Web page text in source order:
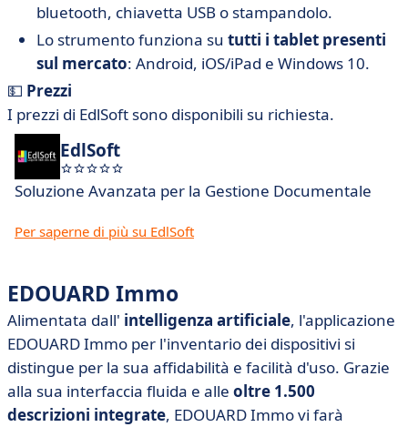
bluetooth, chiavetta USB o stampandolo.
Lo strumento funziona su tutti i tablet presenti
sul mercato: Android, iOS/iPad e Windows 10.
💵 Prezzi
I prezzi di EdlSoft sono disponibili su richiesta.
EdlSoft
Soluzione Avanzata per la Gestione Documentale
Per saperne di più su EdlSoft
EDOUARD Immo
Alimentata dall' intelligenza artificiale, l'applicazione
EDOUARD Immo per l'inventario dei dispositivi si
distingue per la sua affidabilità e facilità d'uso. Grazie
alla sua interfaccia fluida e alle oltre 1.500
descrizioni integrate, EDOUARD Immo vi farà